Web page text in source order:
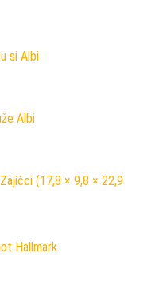
si Albi
199 Kč.
Albi
299 Kč.
(17,8 × 9,8 × 22,9
35 Kč.
Hallmark
399 Kč.